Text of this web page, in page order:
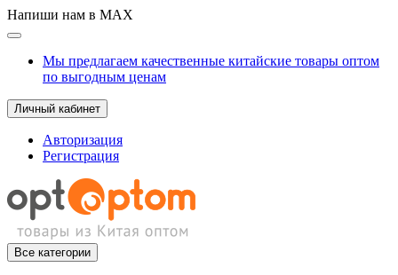
Напиши нам в MAX
Мы предлагаем качественные китайские товары оптом
по выгодным ценам
Личный кабинет
Авторизация
Регистрация
Все категории